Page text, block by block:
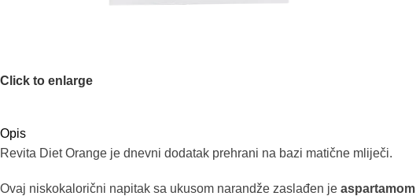
Click to enlarge
Opis
Revita Diet Orange je dnevni dodatak prehrani na bazi matične mliječi.
Ovaj niskokalorični napitak sa ukusom narandže zaslađen je aspartamom